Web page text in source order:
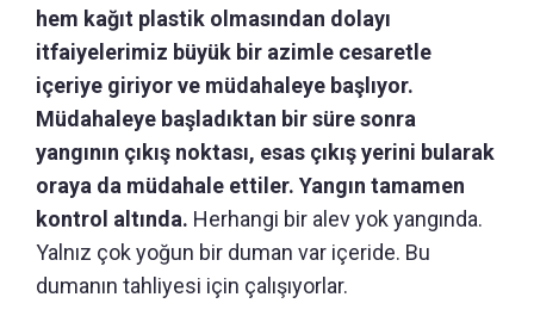
hem kağıt plastik olmasından dolayı
itfaiyelerimiz büyük bir azimle cesaretle
içeriye giriyor ve müdahaleye başlıyor.
Müdahaleye başladıktan bir süre sonra
yangının çıkış noktası, esas çıkış yerini bularak
oraya da müdahale ettiler. Yangın tamamen
kontrol altında. Herhangi bir alev yok yangında.
Yalnız çok yoğun bir duman var içeride. Bu
dumanın tahliyesi için çalışıyorlar.